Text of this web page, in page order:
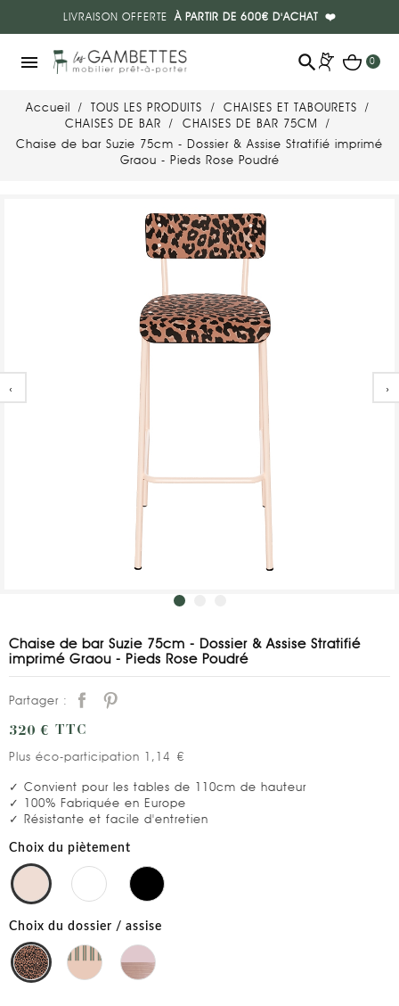
LIVRAISON OFFERTEÀ PARTIR DE 600€ D'ACHAT ❤️
menu search 0
Accueil TOUS LES PRODUITS
CHAISES ET TABOURETS
CHAISES DE BAR
CHAISES DE BAR 75CM
Chaise de bar Suzie 75cm - Dossier & Assise Stratifié imprimé
Graou - Pieds Rose Poudré
‹ ›
Chaise de bar Suzie 75cm - Dossier & Assise Stratifié
imprimé Graou - Pieds Rose Poudré
Partager :
320 € TTC
Plus éco-participation 1,14 €
✓ Convient pour les tables de 110cm de hauteur
✓ 100% Fabriquée en Europe
✓ Résistante et facile d'entretien
Choix du piètement
Choix du dossier / assise